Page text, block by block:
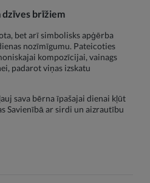
dzīves brīžiem
bet arī simbolisks apģērba
nozīmīgumu. Pateicoties
kompozīcijai, vainags
padarot viņas izskatu
sava bērna īpašajai dienai kļūt
Savienībā ar sirdi un aizrautību